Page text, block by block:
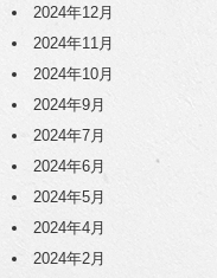
2024年12月
2024年11月
2024年10月
2024年9月
2024年7月
2024年6月
2024年5月
2024年4月
2024年2月